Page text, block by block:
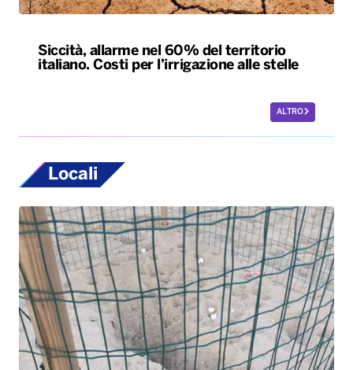
Siccità, allarme nel 60% del territorio
italiano. Costi per l’irrigazione alle stelle
ALTRO
Locali